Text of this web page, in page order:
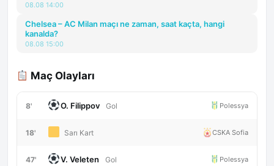
08.08 14:00
Chelsea – AC Milan maçı ne zaman, saat kaçta, hangi
kanalda?
08.08 15:00
Maç Olayları
8' O. Filippov Gol Polessya
18' Sarı Kart CSKA Sofia
47' V. Veleten Gol Polessya